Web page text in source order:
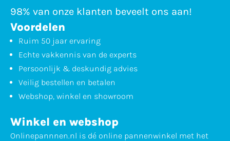
98% van onze klanten beveelt ons aan!
Voordelen
Ruim 50 jaar ervaring
Echte vakkennis van de experts
Persoonlijk & deskundig advies
Veilig bestellen en betalen
Webshop, winkel en showroom
Winkel en webshop
Onlinepannnen.nl is dé online pannenwinkel met het